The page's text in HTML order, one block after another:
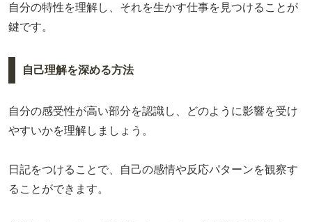
自分の特性を理解し、それを生かす仕事を見つけることが
鍵です。
自己理解を深める方法
自分の感受性が高い部分を認識し、どのように影響を受け
やすいかを理解しましょう。
日記をつけることで、自己の感情や反応パターンを観察す
ることができます。